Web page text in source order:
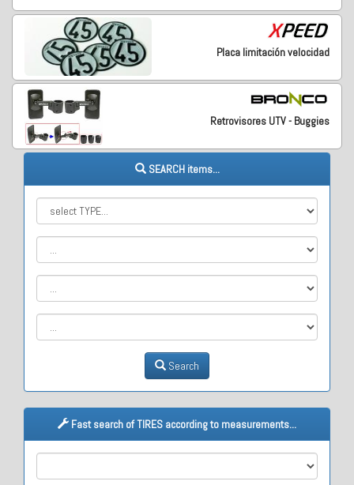
Placa limitación velocidad
Retrovisores UTV - Buggies
SEARCH items...
Search
Fast search of TIRES according to measurements...